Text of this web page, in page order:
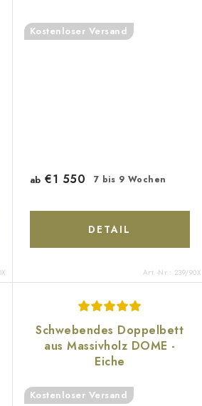
Kostenloser Versand
7 bis 9 Wochen
ab €1 550
DETAIL
Art.-Nr.: 239/90X
Schwebendes Doppelbett
aus Massivholz DOME -
Eiche
Kostenloser Versand